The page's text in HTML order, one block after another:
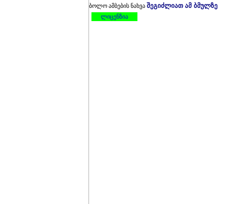
ბოლო ამბების ნახვა შეგიძლიათ ამ ბმულზე
ლიცენზია